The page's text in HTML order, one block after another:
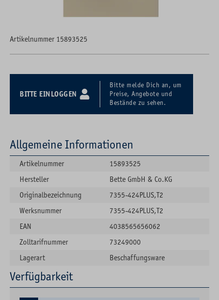
Artikelnummer 15893525
BITTE EINLOGGEN
Bitte melde Dich an, um
Preise, Angebote und
Bestände zu sehen.
Allgemeine Informationen
Artikelnummer
15893525
Hersteller
Bette GmbH & Co.KG
Originalbezeichnung
7355-424PLUS,T2
Werksnummer
7355-424PLUS,T2
EAN
4038565656062
Zolltarifnummer
73249000
Lagerart
Beschaffungsware
Verfügbarkeit